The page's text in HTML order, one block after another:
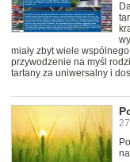
miały zbyt wiele
przywodzenie na myśl
tartany za uniwersalny i